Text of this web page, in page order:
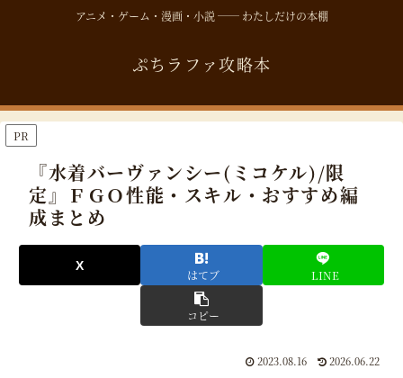
アニメ・ゲーム・漫画・小説 ── わたしだけの本棚
ぷちラファ攻略本
PR
『水着バーヴァンシー(ミコケル)/限
定』ＦＧＯ性能・スキル・おすすめ編
成まとめ
はてブ LINE
コピー
2023.08.16 2026.06.22